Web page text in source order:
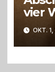
vier
Weg
OKT.